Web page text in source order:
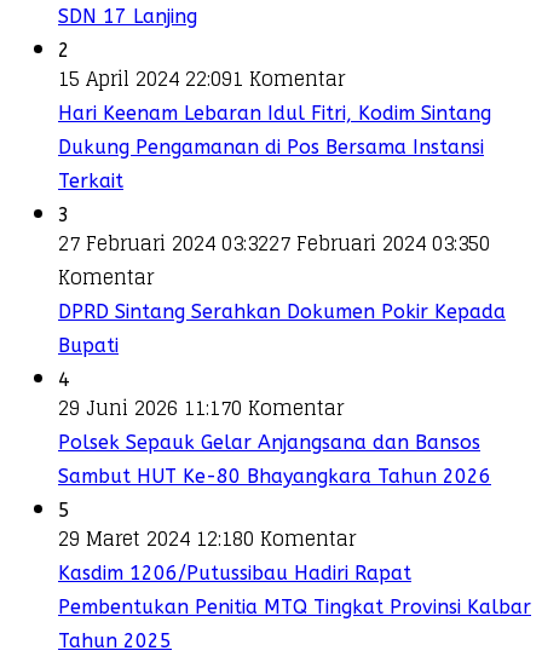
SDN 17 Lanjing
2
15 April 2024 22:091 Komentar
Hari Keenam Lebaran Idul Fitri, Kodim Sintang
Dukung Pengamanan di Pos Bersama Instansi
Terkait
3
27 Februari 2024 03:3227 Februari 2024 03:350
Komentar
DPRD Sintang Serahkan Dokumen Pokir Kepada
Bupati
4
29 Juni 2026 11:170 Komentar
Polsek Sepauk Gelar Anjangsana dan Bansos
Sambut HUT Ke-80 Bhayangkara Tahun 2026
5
29 Maret 2024 12:180 Komentar
Kasdim 1206/Putussibau Hadiri Rapat
Pembentukan Penitia MTQ Tingkat Provinsi Kalbar
Tahun 2025